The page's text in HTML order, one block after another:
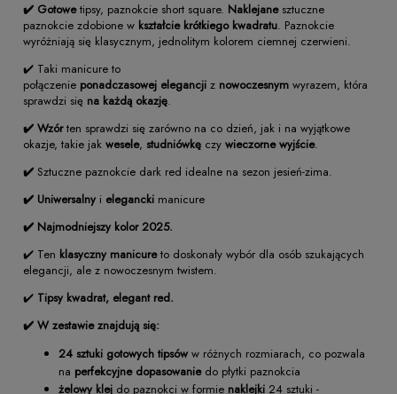
✔️ Gotowetipsy, paznokcie short square. Naklejanesztuczne
paznokcie zdobione w kształcie krótkiego kwadratu. Paznokcie
wyróżniają się klasycznym, jednolitym kolorem ciemnej czerwieni.
✔️ Taki manicure to
połączenie ponadczasowej elegancji z nowoczesnym wyrazem, która
sprawdzi się na każdą okazję.
✔️ Wzórten sprawdzi się zarówno na co dzień, jak i na wyjątkowe
okazje, takie jak wesele, studniówkę czy wieczorne wyjście.
✔️ Sztuczne paznokcie dark red idealne na sezon jesień-zima.
✔️ Uniwersalny i elegancki manicure
✔️ Najmodniejszy kolor 2025.
✔️ Ten klasyczny manicureto doskonały wybór dla osób szukających
elegancji, ale z nowoczesnym twistem.
✔️ Tipsy kwadrat, elegant red.
✔️ W zestawie znajdują się:
24 sztuki gotowych tipsów w różnych rozmiarach, co pozwala
na perfekcyjne dopasowaniedo płytki paznokcia
żelowy klej do paznokci w formie naklejki 24 sztuki -